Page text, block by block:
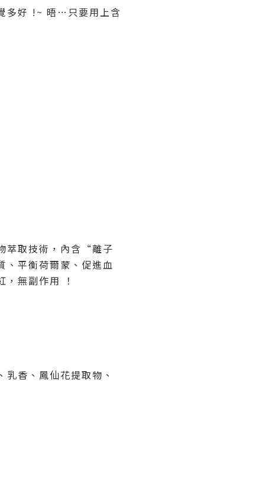
多好 !~ 晤…只要用上含
萃取技術，內含“離子
、平衡荷爾蒙、促進血
無副作用 ！
香、鳳仙花提取物、